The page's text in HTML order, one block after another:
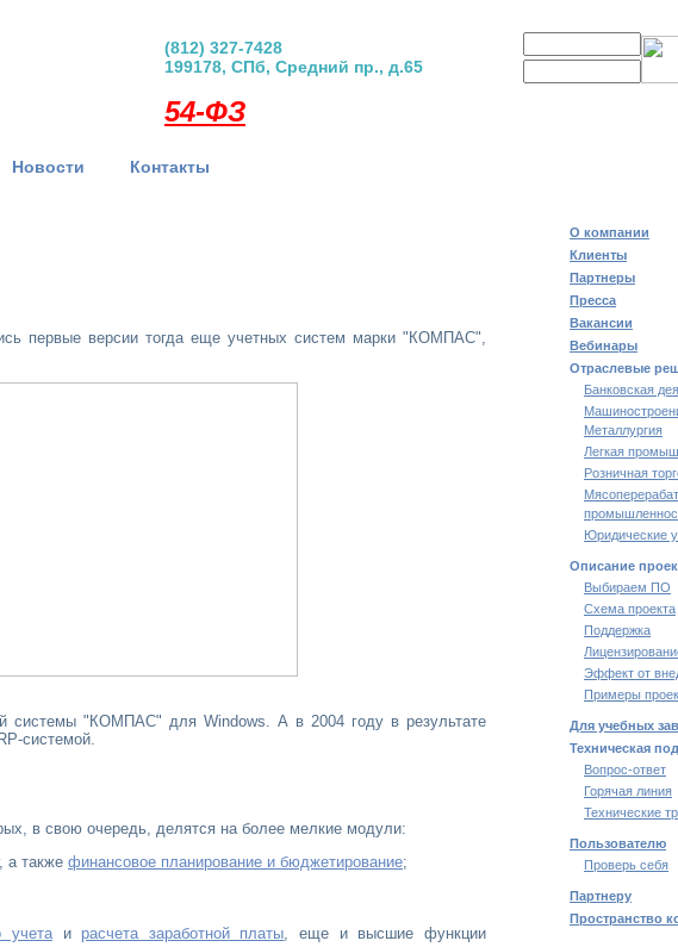
(812) 327-7428
199178, СПб, Средний пр., д.65
54-ФЗ
Новости Контакты
первые версии тогда еще учетных систем марки "КОМПАС",
системы "КОМПАС" для Windows. А в 2004 году в результате
системой.
в свою очередь, делятся на более мелкие модули:
, а также финансовое планирование и бюджетирование;
учетаи расчета заработной платы, еще и высшие функции
О компании
Клиенты
Партнеры
Пресса
Вакансии
Вебинары
Отраслевые
Банковская
Металлургия
Легкая
Розничная
Юридические
Описание
Выбираем ПО
Схема проекта
Поддержка
Эффект от
Примеры
Для учебных
Техническая
Вопрос-ответ
Горячая линия
Технические
Пользователю
Проверь себя
Партнеру
Пространство